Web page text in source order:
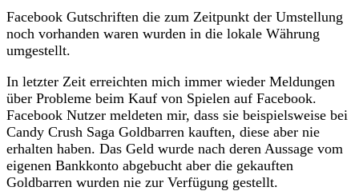
Facebook Gutschriften die zum Zeitpunkt der Umstellung
noch vorhanden waren wurden in die lokale Währung
umgestellt.
In letzter Zeit erreichten mich immer wieder Meldungen
über Probleme beim Kauf von Spielen auf Facebook.
Facebook Nutzer meldeten mir, dass sie beispielsweise bei
Candy Crush Saga Goldbarren kauften, diese aber nie
erhalten haben. Das Geld wurde nach deren Aussage vom
eigenen Bankkonto abgebucht aber die gekauften
Goldbarren wurden nie zur Verfügung gestellt.